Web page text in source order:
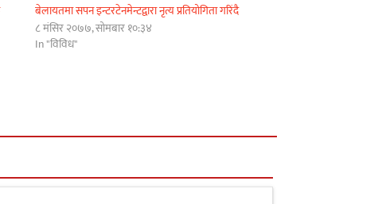
बेलायतमा सपन इन्टरटेनमेन्टद्वारा नृत्य प्रतियोगिता गरिंदै
८ मंसिर २०७७, सोमबार १०:३४
In "विविध"